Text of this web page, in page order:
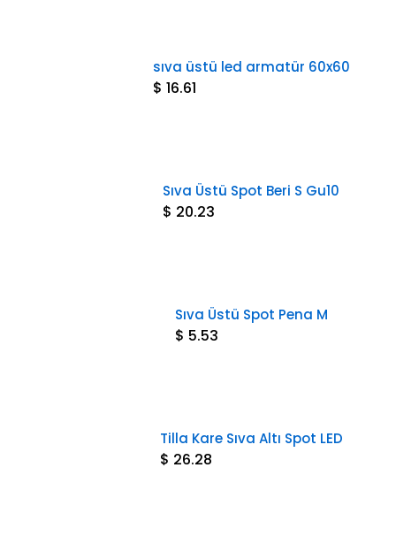
sıva üstü led armatür 60x60​
$ 16.61
Sıva Üstü Spot Beri S Gu10
$ 20.23
Sıva Üstü Spot Pena M
$ 5.53
Tilla Kare Sıva Altı Spot LED
$ 26.28